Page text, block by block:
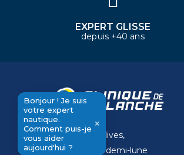
Bonjour ! Je suis
votre expert
nautique.
Comment puis-je
vous aider
aujourd'hui ?
×
EXPERT GLISSE
depuis +40 ans
11 Rue de la dives,
4 Place de la demi-lune